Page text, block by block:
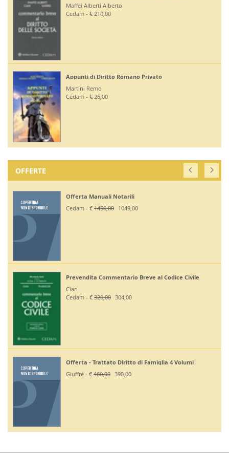
Bontempi Paolo
Giuffrè - € 55,00
Diritto Costituzionale
Mezzetti Luca
Giuffrè - € 46,00
OFFERTE
Off. Codici Civile, Penale, Proc Civile, Proc Penale
Off Codici Civile e Penale 2026 - Esame Avvocato